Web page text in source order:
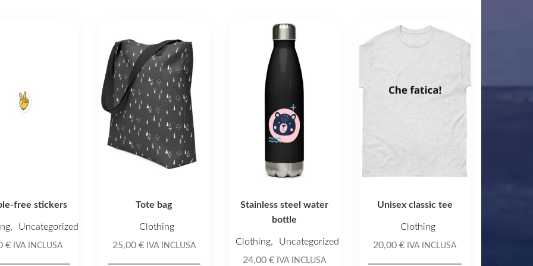
free stickers
,
Uncategorized
€ IVA INCLUSA
Tote bag
Clothing
25,00 € IVA INCLUSA
prodotto
ha
più
varianti.
Le
opzioni
possono
prodotto
Stainless steel water
bottle
Clothing,
Uncategorized
24,00€ IVA INCLUSA
Unisex classic tee
Clothing
20,00€ IVA INCLUSA
prodotto
varianti.
scelte
pagina
prodotto